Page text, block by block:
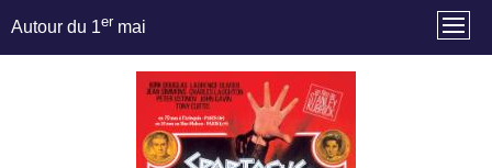
Autour du 1er mai